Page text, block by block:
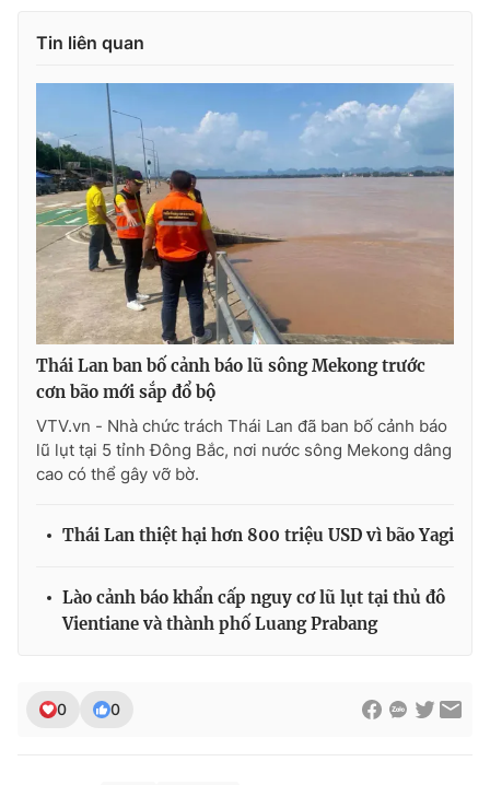
Tin liên quan
Thái Lan ban bố cảnh báo lũ sông Mekong trước
cơn bão mới sắp đổ bộ
VTV.vn - Nhà chức trách Thái Lan đã ban bố cảnh báo
lũ lụt tại 5 tỉnh Đông Bắc, nơi nước sông Mekong dâng
cao có thể gây vỡ bờ.
Thái Lan thiệt hại hơn 800 triệu USD vì bão Yagi
Lào cảnh báo khẩn cấp nguy cơ lũ lụt tại thủ đô
Vientiane và thành phố Luang Prabang
0 0